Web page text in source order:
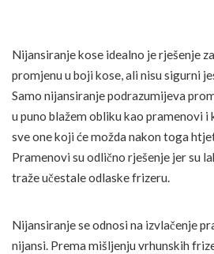
Nijansiranje kose idealno je rješenje
promjenu u boji kose, ali nisu sigurni
Samo nijansiranje podrazumijeva
u puno blažem obliku kao pramenovi i
sve one koji će možda nakon toga
Pramenovi su odlično rješenje jer su
traže učestale odlaske frizeru.
Nijansiranje se odnosi na izvlačenje
nijansi. Prema mišljenju vrhunskih